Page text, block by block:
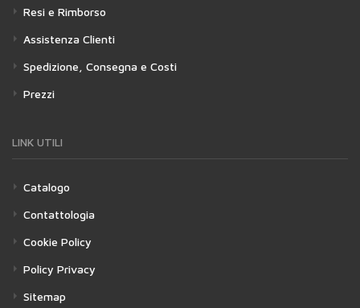
Resi e Rimborso
Assistenza Clienti
Spedizione, Consegna e Costi
Prezzi
LINK UTILI
Catalogo
Contattologia
Cookie Policy
Policy Privacy
Sitemap